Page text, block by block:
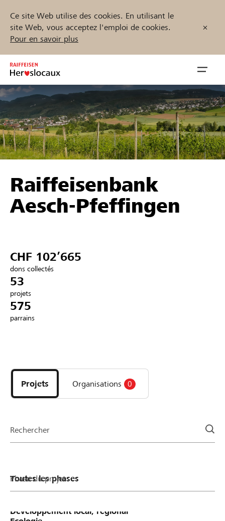
Ce site Web utilise des cookies. En utilisant le
site Web, vous acceptez l'emploi de cookies.
Pour en savoir plus
Inhalt
springen
öffnen
Parrainer
Soutien & assistance
Se connecter
Trouvez des projets et des organisations
Démarrez maintenant
DE FR IT
Raiffeisenbank
Aesch-Pfeffingen
CHF 102’665
dons collectés
53
projets
575
parrains
les
projets
et
la
Projets Organisations 0
Rechercher
Phase du projet